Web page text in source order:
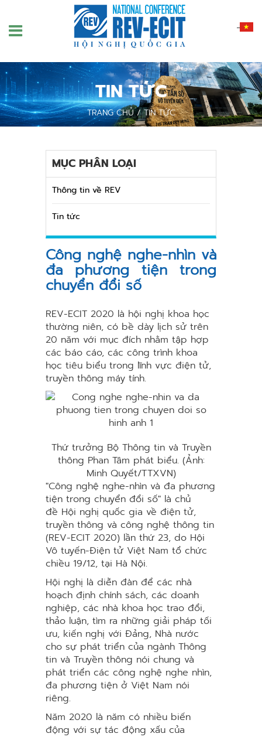
nội
TIN TỨC
TRANG CHỦ/TIN TỨC
MỤC PHÂN LOẠI
Thông tin về REV
Tin tức
Công nghệ nghe-nhìn và
đa phương tiện trong
chuyển đổi số
REV-ECIT 2020 là hội nghị khoa học
thường niên, có bề dày lịch sử trên
20 năm với mục đích nhằm tập hợp
các báo cáo, các công trình khoa
học tiêu biểu trong lĩnh vực điện tử,
truyền thông máy tính.
Thứ trưởng Bộ Thông tin và Truyền
thông Phan Tâm phát biểu. (Ảnh:
Minh Quyết/TTXVN)
"Công nghệ nghe-nhìn và đa phương
tiện trong chuyển đổi số" là chủ
đề Hội nghị quốc gia về điện tử,
truyền thông và công nghệ thông tin
(REV-ECIT 2020) lần thứ 23, do Hội
Vô tuyến-Điện tử Việt Nam tổ chức
chiều 19/12, tại Hà Nội.
Hội nghị là diễn đàn để các nhà
hoạch định chính sách, các doanh
nghiệp, các nhà khoa học trao đổi,
thảo luận, tìm ra những giải pháp tối
ưu, kiến nghị với Đảng, Nhà nước
cho sự phát triển của ngành Thông
tin và Truyền thông nói chung và
phát triển các công nghệ nghe nhìn,
đa phương tiện ở Việt Nam nói
riêng.
Năm 2020 là năm có nhiều biến
động với sự tác động xấu của